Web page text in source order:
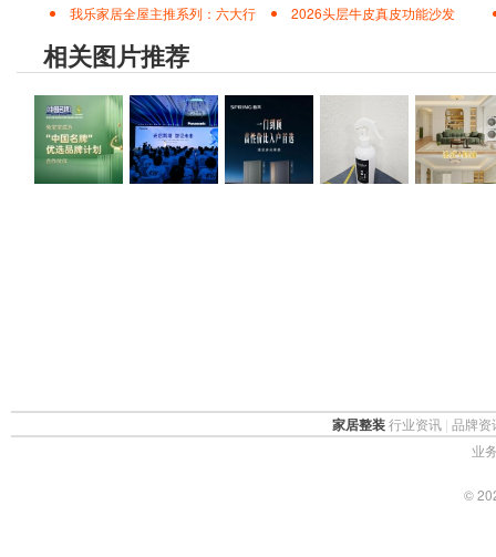
我乐家居全屋主推系列：六大行
2026头层牛皮真皮功能沙发
相关图片推荐
家居整装 行业资讯| 品牌资
业
©